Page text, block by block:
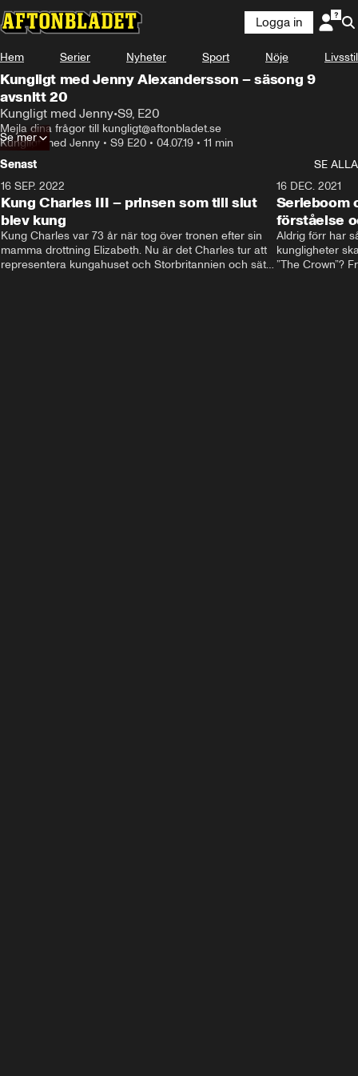
Logga in
Hem Serier Nyheter Sport Nöje Livsstil
Kungligt med Jenny Alexandersson – säsong 9
avsnitt 20
Kungligt med Jenny•S9, E20
Mejla dina frågor till kungligt@aftonbladet.se
Kungligt med Jenny • S9 E20 • 04.07.19 • 11 min
Se mer
Senast
SE ALLA
16 SEP. 2022
Kung Charles III – prinsen som till slut
blev kung
Kung Charles var 73 år när tog över tronen efter sin
mamma drottning Elizabeth. Nu är det Charles tur att
representera kungahuset och Storbritannien och sätta
16 DEC. 2021
Serieboom
förståelse
Aldrig förr har
kungligheter
”The Crown”?